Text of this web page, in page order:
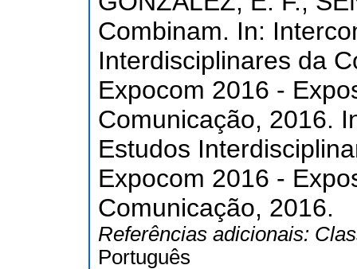
Combinam. In:
Interdisciplinares da
Expocom 2016 -
Comunicação, 2016.
Estudos
Expocom 2016 -
Comunicação, 2016.
Referências adicionais:
Português